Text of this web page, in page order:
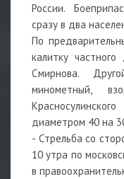
России.
сразу в два
По
калитку
Смирнова.
минометный,
диаметром 40 на
- Стрельба со
10 утра по
в